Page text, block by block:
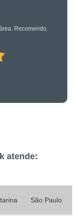
de primeira!
atende:
São Paulo